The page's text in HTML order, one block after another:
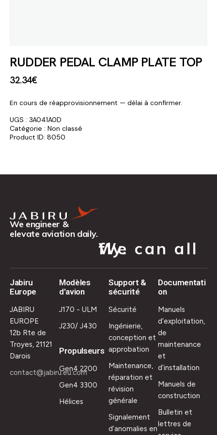
RUDDER PEDAL CLAMP PLATE TOP
32.34€
En cours de réapprovisionnement — délai à confirmer.
UGS : 3A041A0D
Catégorie : Non classé
Product ID: 8050
We engineer &
elevate aviation daily.
We can all fly.
Jabiru
Europe
JABIRU
EUROPE
12b Rte de
Troyes, 21121
Darois
contact@jabiru.eu.com
Modèles
d'avion
J170 - ULM
J230/ J430
Propulseurs
Gen4 2200
Gen4 3300
Hélices
Support &
sécurité
Sécurité
Ingénierie,
conception et
approbation
Maintenance,
réparation et
révision
générale
Signalement
d’anomalies en
Documentati
on
Manuels
d’exploitation,
de
maintenance
et
d’installation
Manuels de
construction
Bulletin et
lettres de